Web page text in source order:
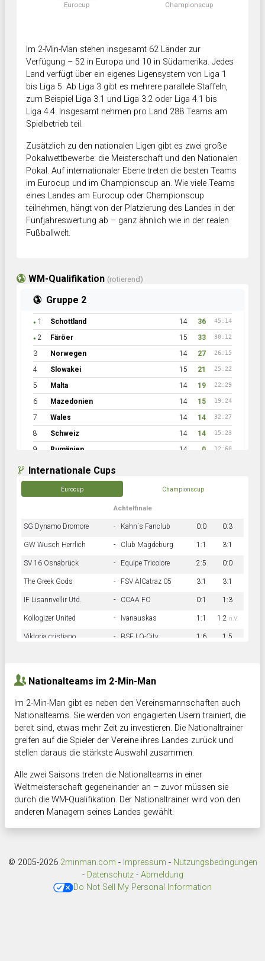
Eurocup Championscup
Im 2-Min-Man stehen insgesamt 62 Länder zur
Verfügung – 52 in Europa und 10 in Südamerika. Jedes
Land verfügt über ein eigenes Ligensystem von Liga 1
bis Liga 5. Ab Liga 3 gibt es mehrere parallele Staffeln,
zum Beispiel Liga 3.1 und Liga 3.2 oder Liga 4.1 bis
Liga 4.4. Insgesamt nehmen pro Land 288 Teams am
Spielbetrieb teil.
Zusätzlich zu den nationalen Ligen gibt es zwei große
Pokalwettbewerbe: die Meisterschaft und den Nationalen
Pokal. Auf internationaler Ebene treten die besten Teams
im Eurocup und im Championscup an. Wie viele Teams
eines Landes am Eurocup oder Championscup
teilnehmen, hängt von der Platzierung des Landes in der
Fünfjahreswertung ab – ganz ähnlich wie in der realen
Fußballwelt.
WM-Qualifikation (rotierend)
Gruppe 2
● 1 Schottland 14 36 45:14
● 2 Färöer 15 33 30:12
3 Norwegen 14 27 26:15
4 Slowakei 15 21 25:22
5 Malta 14 19 22:29
6 Mazedonien 14 15 19:24
7 Wales 14 14 32:27
8 Schweiz 14 14 15:23
9 Rumänien 14 0 12:60
Internationale Cups
Eurocup Championscup
Achtelfinale
SG Dynamo Dromore - Kahn´s Fanclub 0:0 0:3
GW Wusch Herrlich - Club Magdeburg 1:1 3:1
SV 16 Osnabrück - Equipe Tricolore 2:5 0:0
The Greek Gods - FSV AlCatraz 05 3:1 3:1
IF Lisannvellir Utd. - CCAA FC 0:1 1:3
Kollogizer United - Ivanauskas 1:1 1:2 n.V.
Viktoria cristiano - BSF LO-City 1:6 1:5
Nationalteams im 2-Min-Man
Im 2-Min-Man gibt es neben den Vereinsmannschaften auch
Nationalteams. Sie werden von engagierten Usern trainiert, die
bereit sind, etwas mehr Zeit zu investieren. Die Nationaltrainer
greifen auf die Spieler der Vereine ihres Landes zurück und
stellen daraus die stärkste Auswahl zusammen.
Alle zwei Saisons treten die Nationalteams in einer
Weltmeisterschaft gegeneinander an – zuvor müssen sie
durch die WM-Qualifikation. Der Nationaltrainer wird von den
anderen Managern seines Landes gewählt.
© 2005-2026 2minman.com - Impressum - Nutzungsbedingungen
- Datenschutz- Abmeldung
Do Not Sell My Personal Information